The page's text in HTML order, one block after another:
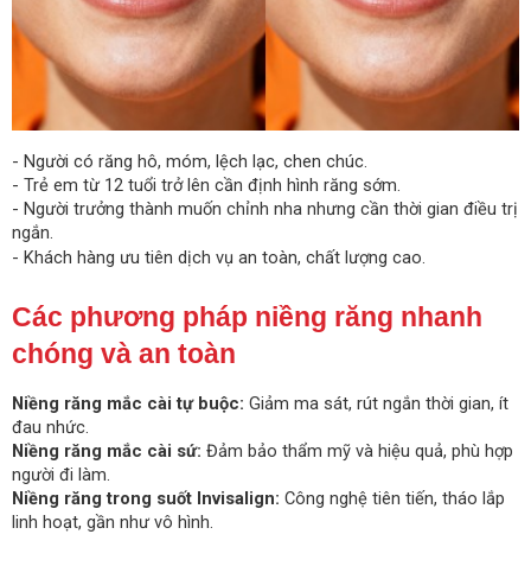
- Người có răng hô, móm, lệch lạc, chen chúc.
- Trẻ em từ 12 tuổi trở lên cần định hình răng sớm.
- Người trưởng thành muốn chỉnh nha nhưng cần thời gian điều trị
ngắn.
- Khách hàng ưu tiên dịch vụ an toàn, chất lượng cao.
Các phương pháp niềng răng nhanh
chóng và an toàn
Niềng răng mắc cài tự buộc: Giảm ma sát, rút ngắn thời gian, ít
đau nhức.
Niềng răng mắc cài sứ: Đảm bảo thẩm mỹ và hiệu quả, phù hợp
người đi làm.
Niềng răng trong suốt Invisalign: Công nghệ tiên tiến, tháo lắp
linh hoạt, gần như vô hình.